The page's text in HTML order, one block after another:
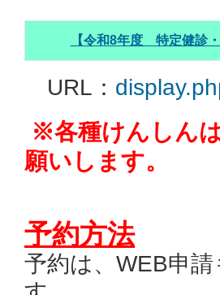
【令和8年度 特定健診
URL：
※各種けんしん
願いします。
予約方法
予約は、WEB申